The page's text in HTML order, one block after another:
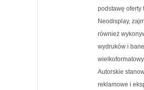
podstawę oferty
Neodisplay,
również
wydruków i
Autorskie
reklamowe i